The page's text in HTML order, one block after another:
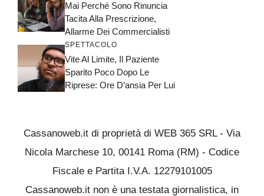
Mai Perché Sono Rinuncia
Tacita Alla Prescrizione,
Allarme Dei Commercialisti
SPETTACOLO
Vite Al Limite, Il Paziente
Sparito Poco Dopo Le
Riprese: Ore D’ansia Per Lui
Cassanoweb.it di proprietà di WEB 365 SRL - Via
Nicola Marchese 10, 00141 Roma (RM) - Codice
Fiscale e Partita I.V.A. 12279101005
Cassanoweb.it non è una testata giornalistica, in